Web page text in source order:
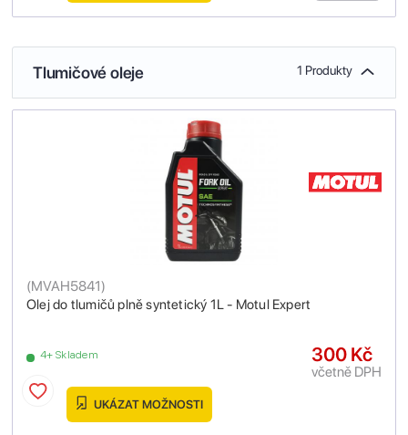
Tlumičové oleje 1 Produkty
Olej do tlumičů plně syntetický 1L - Motul Expert
(MVAH5841)
4+ Skladem 300 Kč
včetně DPH
UKÁZAT MOŽNOSTI